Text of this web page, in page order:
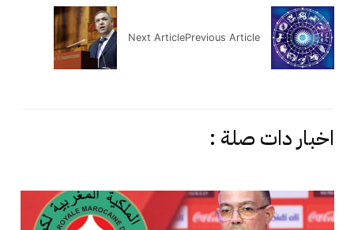
Previous Article
Next Article
اخبار دات صلة :